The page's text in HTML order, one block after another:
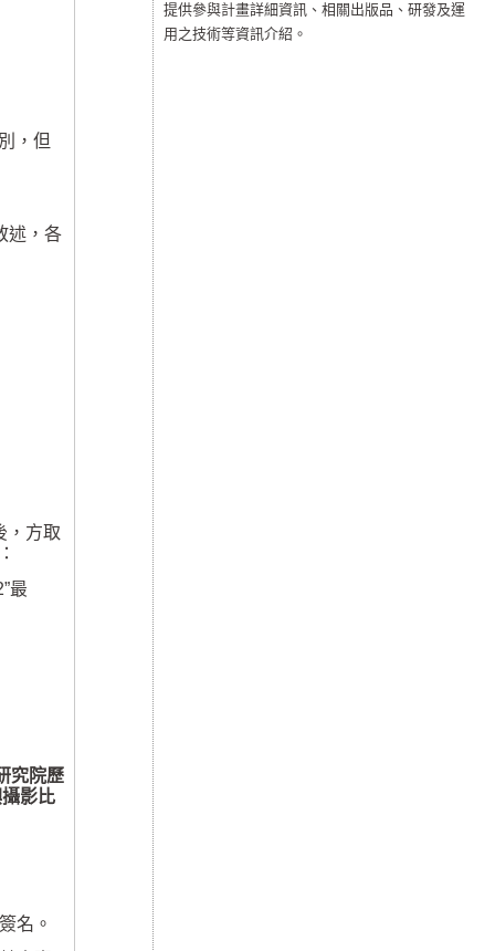
提供參與計畫詳細資訊、相關出版品、研發及運
用之技術等資訊介紹。
，但
述，各
，方取
最
究院歷
影比
名。